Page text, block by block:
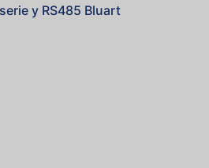
y RS485 Bluart